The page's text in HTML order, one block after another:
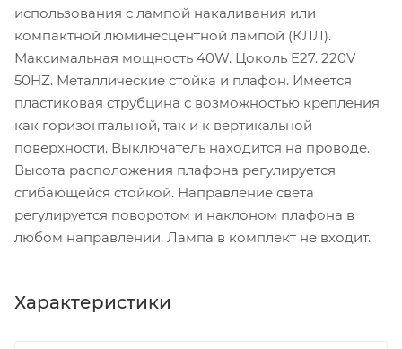
использования с лампой накаливания или
компактной люминесцентной лампой (КЛЛ).
Максимальная мощность 40W. Цоколь E27. 220V
50HZ. Металлические стойка и плафон. Имеется
пластиковая струбцина с возможностью крепления
как горизонтальной, так и к вертикальной
поверхности. Выключатель находится на проводе.
Высота расположения плафона регулируется
сгибающейся стойкой. Направление света
регулируется поворотом и наклоном плафона в
любом направлении. Лампа в комплект не входит.
Характеристики